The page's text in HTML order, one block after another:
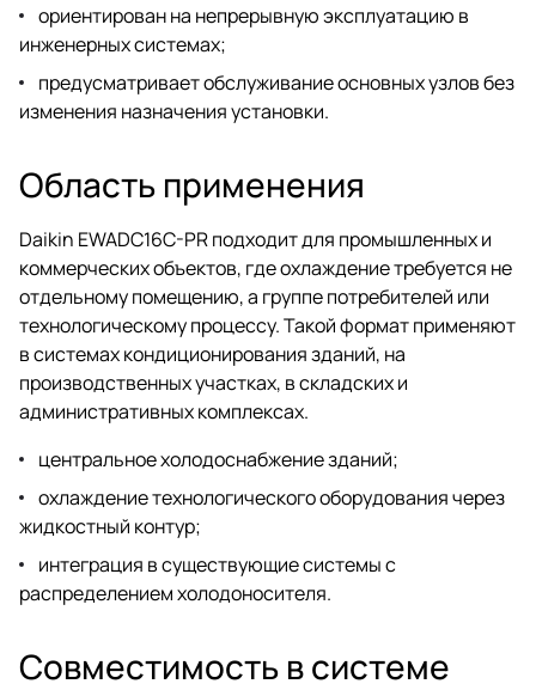
ориентирован на непрерывную эксплуатацию в
инженерных системах;
предусматривает обслуживание основных узлов без
изменения назначения установки.
Область применения
Daikin EWADC16C-PR подходит для промышленных и
коммерческих объектов, где охлаждение требуется не
отдельному помещению, а группе потребителей или
технологическому процессу. Такой формат применяют
в системах кондиционирования зданий, на
производственных участках, в складских и
административных комплексах.
центральное холодоснабжение зданий;
охлаждение технологического оборудования через
жидкостный контур;
интеграция в существующие системы с
распределением холодоносителя.
Совместимость в системе